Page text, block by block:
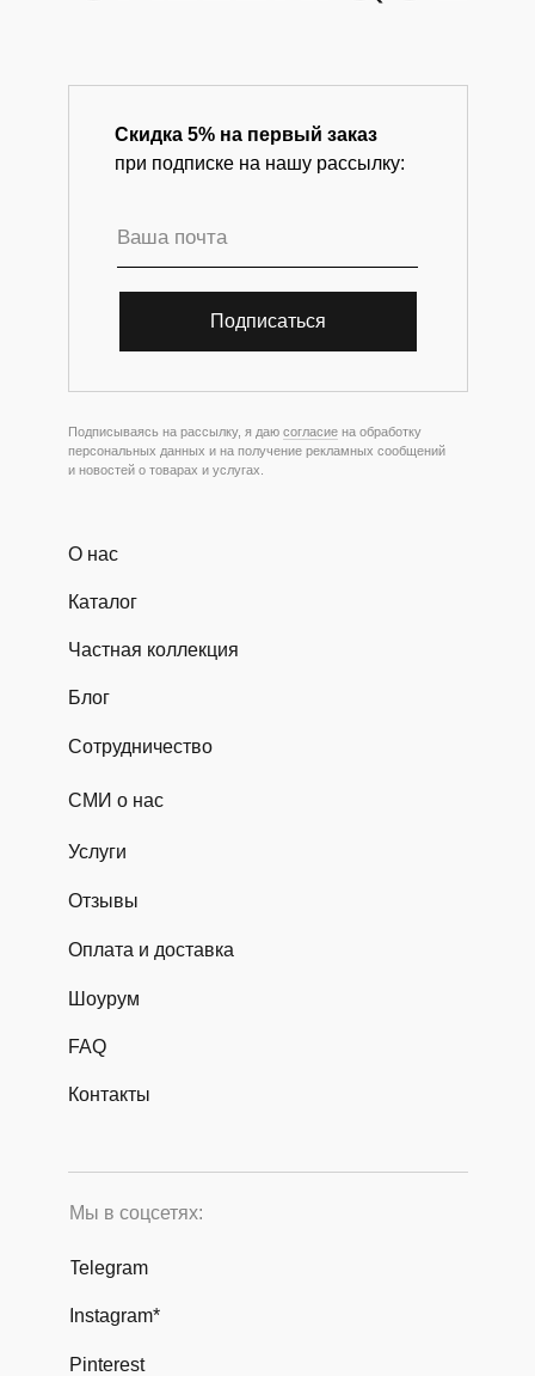
Скидка 5% на первый заказ
при подписке на нашу рассылку:
Мы в соцсетях:
Подписываясь на рассылку, я даю согласие на обработку
персональных данных и на получение рекламных сообщений
и новостей о товарах и услугах.
Каталог
О нас
Блог
Частная коллекция
Сотрудничество
Instagram*
Telegram
Услуги
Отзывы
Оплата и доставка
СМИ о нас
Шоурум
FAQ
Контакты
Pinterest
Подписаться